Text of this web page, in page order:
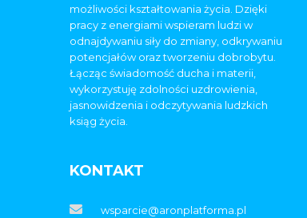
możliwości kształtowania życia. Dzięki
pracy z energiami wspieram ludzi w
odnajdywaniu siły do zmiany, odkrywaniu
potencjałów oraz tworzeniu dobrobytu.
Łącząc świadomość ducha i materii,
wykorzystuję zdolności uzdrowienia,
jasnowidzenia i odczytywania ludzkich
ksiąg życia.
KONTAKT
wsparcie@aronplatforma.pl